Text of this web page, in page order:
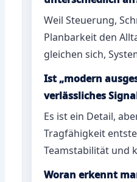
Weil Steuerung,
Planbarkeit den
gleichen sich,
Ist „modern
verlässliches
Es ist ein Detail,
Tragfähigkeit
Teamstabilität und
Woran erkennt